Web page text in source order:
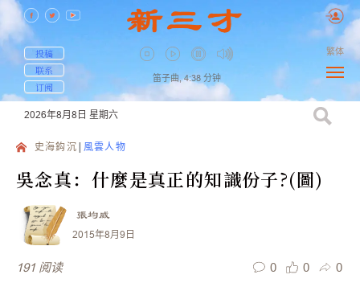
投稿
联系
订阅
笛子曲, 4:38 分钟
繁体
2026年8月8日 星期六
史海鈎沉 風雲人物
吳念真：什麼是真正的知識份子?(圖)
張均威
2015年8月9日
191 阅读 0 0 0